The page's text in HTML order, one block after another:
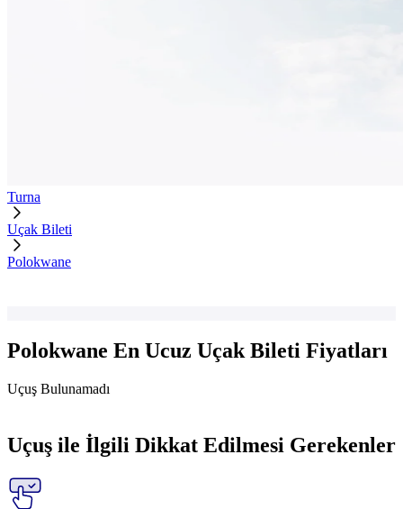
Turna
Uçak Bileti
Polokwane
Polokwane En Ucuz Uçak Bileti Fiyatları
Uçuş Bulunamadı
Uçuş ile İlgili Dikkat Edilmesi Gerekenler